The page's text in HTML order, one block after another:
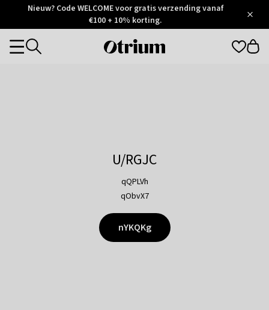
Otrium
Trustpilot
Nieuw? Code WELCOME voor gratis verzending vanaf
€100 + 10% korting.
Otrium
Categories
U/RGJC
qQPLVh
qObvX7
nYKQKg